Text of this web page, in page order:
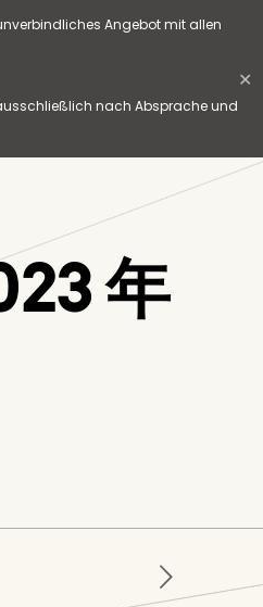
Angebot mit allen
nach Absprache und
✕
年